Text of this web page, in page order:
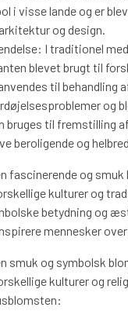
i visse lande og er
og design.
I traditionel
blevet brugt til
til behandling
og
bruges til fremstilling
beroligende og
fascinerende og smuk
kulturer og
betydning og
mennesker over
smuk og symbolsk
kulturer og